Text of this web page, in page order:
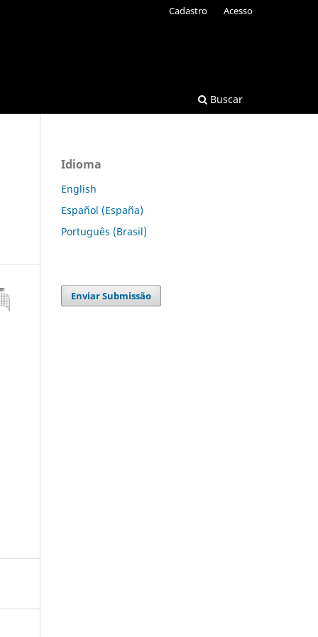
Buscar
Cadastro Acesso
Idioma
English
Español (España)
Português (Brasil)
Enviar Submissão